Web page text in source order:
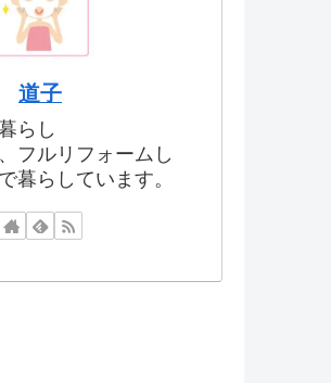
道子
らし
フルリフォームし
暮らしています。